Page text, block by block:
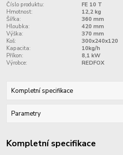
Číslo produktu:
FE 10 T
Hmotnost:
12,2 kg
Šířka:
360 mm
Hloubka:
420 mm
Výška:
370 mm
Koš:
300x240x120
Kapacita:
10kg/h
Příkon:
8,1 kW
Výrobce:
REDFOX
Kompletní specifikace
Parametry
Kompletní specifikace